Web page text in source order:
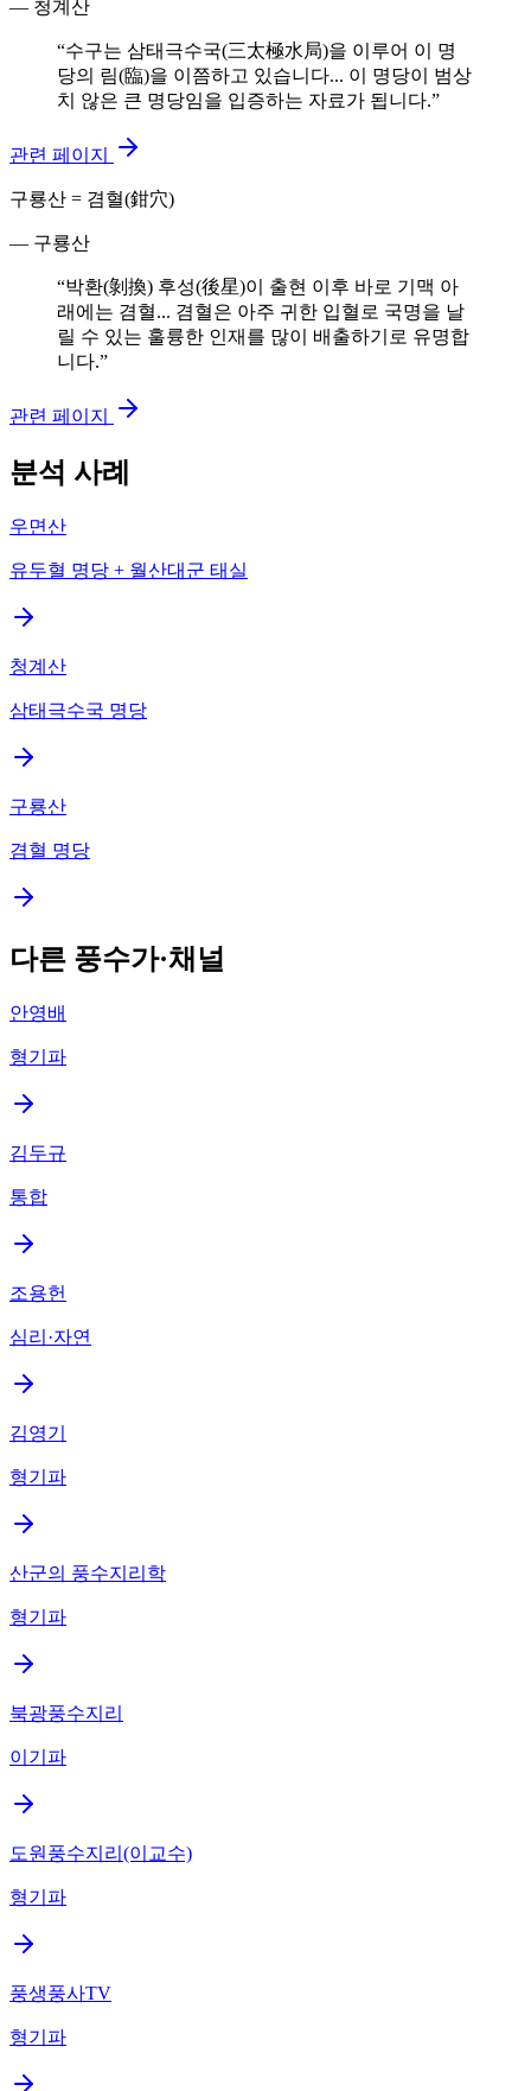
— 청계산
“수구는 삼태극수국(三太極水局)을 이루어 이 명
당의 림(臨)을 이쯤하고 있습니다... 이 명당이 범상
치 않은 큰 명당임을 입증하는 자료가 됩니다.”
관련 페이지
구룡산 = 겸혈(鉗穴)
— 구룡산
“박환(剝換) 후성(後星)이 출현 이후 바로 기맥 아
래에는 겸혈... 겸혈은 아주 귀한 입혈로 국명을 날
릴 수 있는 훌륭한 인재를 많이 배출하기로 유명합
니다.”
관련 페이지
분석 사례
우면산
유두혈 명당 + 월산대군 태실
청계산
삼태극수국 명당
구룡산
겸혈 명당
다른 풍수가·채널
안영배
형기파
김두규
통합
조용헌
심리·자연
김영기
형기파
산군의 풍수지리학
형기파
북광풍수지리
이기파
도원풍수지리(이교수)
형기파
풍생풍사TV
형기파